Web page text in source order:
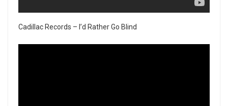
Cadillac Records – I’d Rather Go Blind